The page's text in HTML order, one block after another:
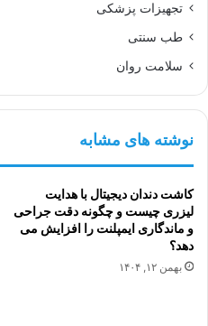
تجهیزات پزشکی
طب سنتی
سلامت روان
نوشته های مشابه
کاشت دندان دیجیتال با هدایت
لیزری چیست و چگونه دقت جراحی
و ماندگاری ایمپلنت را افزایش می
دهد؟
بهمن ۱۲, ۱۴۰۴